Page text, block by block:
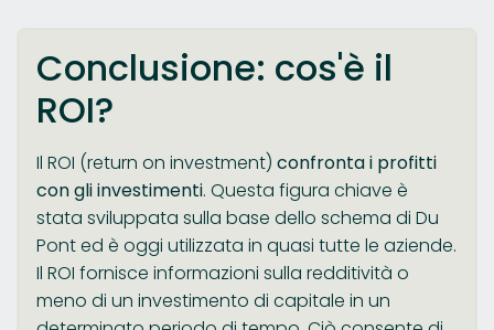
Conclusione: cos'è il
ROI?
Il ROI (return on investment) confronta i profitti
con gli investimenti. Questa figura chiave è
stata sviluppata sulla base dello schema di Du
Pont ed è oggi utilizzata in quasi tutte le aziende.
Il ROI fornisce informazioni sulla redditività o
meno di un investimento di capitale in un